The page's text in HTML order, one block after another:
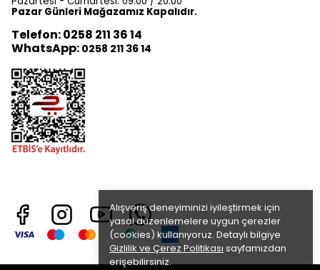
Alışveriş deneyiminizi iyileştirmek için
yasal düzenlemelere uygun çerezler
(cookies) kullanıyoruz. Detaylı bilgiye
Gizlilik ve Çerez Politikası sayfamızdan
erişebilirsiniz.
Pazar Günleri Mağazamız Kapalıdır.
Telefon: 0258 211 36 14
WhatsApp: 0258 211 36 14